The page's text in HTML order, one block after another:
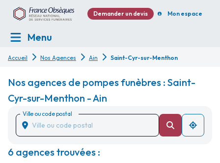
Demander un devis Mon espace
Menu
Accueil Nos Agences Ain Saint-Cyr-sur-Menthon
Nos agences de pompes funèbres : Saint-
Cyr-sur-Menthon - Ain
Ville ou code postal
6 agences trouvées :